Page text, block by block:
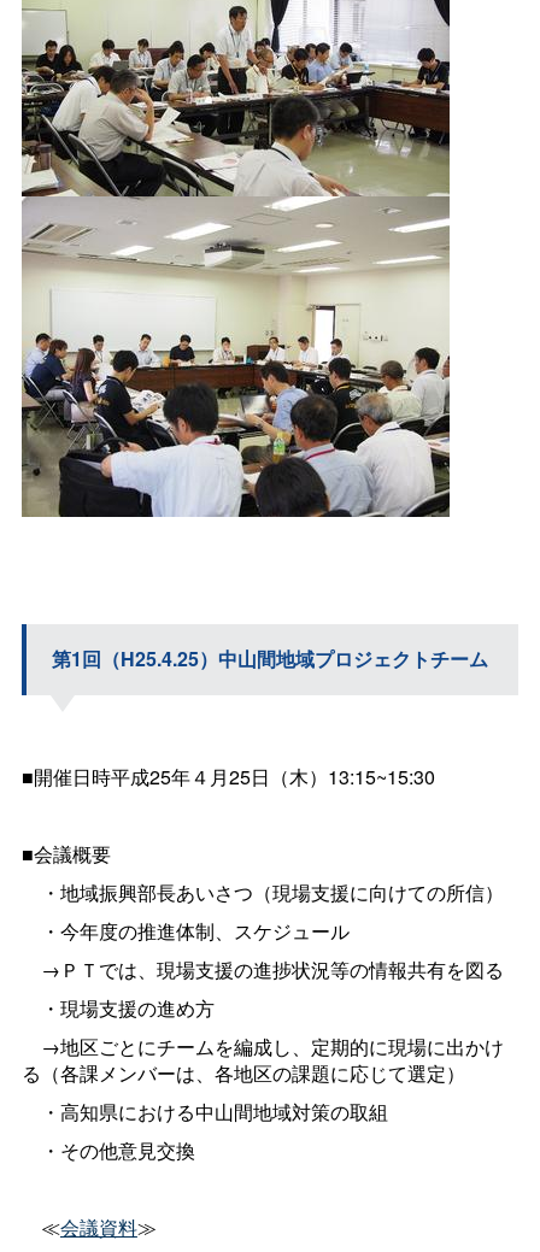
第1回（H25.4.25）中山間地域プロジェクトチーム
■開催日時平成25年４月25日（木）13:15~15:30
■会議概要
・地域振興部長あいさつ（現場支援に向けての所信）
・今年度の推進体制、スケジュール
→ＰＴでは、現場支援の進捗状況等の情報共有を図る
・現場支援の進め方
→地区ごとにチームを編成し、定期的に現場に出かけ
る（各課メンバーは、各地区の課題に応じて選定）
・高知県における中山間地域対策の取組
・その他意見交換
≪会議資料≫